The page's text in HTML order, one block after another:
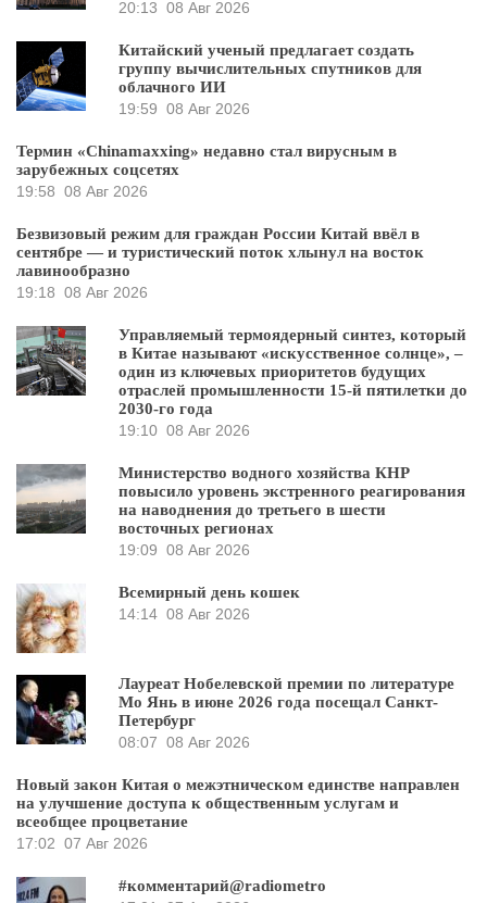
20:13 08 Авг 2026
Китайский ученый предлагает создать
группу вычислительных спутников для
облачного ИИ
19:59 08 Авг 2026
Термин «Chinamaxxing» недавно стал вирусным в
зарубежных соцсетях
19:58 08 Авг 2026
Безвизовый режим для граждан России Китай ввёл в
сентябре — и туристический поток хлынул на восток
лавинообразно
19:18 08 Авг 2026
Управляемый термоядерный синтез, который
в Китае называют «искусственное солнце», –
один из ключевых приоритетов будущих
отраслей промышленности 15-й пятилетки до
2030-го года
19:10 08 Авг 2026
Министерство водного хозяйства КНР
повысило уровень экстренного реагирования
на наводнения до третьего в шести
восточных регионах
19:09 08 Авг 2026
Всемирный день кошек
14:14 08 Авг 2026
Лауреат Нобелевской премии по литературе
Мо Янь в июне 2026 года посещал Санкт-
Петербург
08:07 08 Авг 2026
Новый закон Китая о межэтническом единстве направлен
на улучшение доступа к общественным услугам и
всеобщее процветание
17:02 07 Авг 2026
#комментарий@radiometro